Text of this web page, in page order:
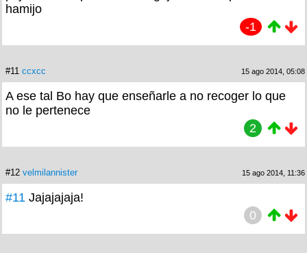
hamijo
-1
#11 ccxcc 15 ago 2014, 05:08
A ese tal Bo hay que enseñarle a no recoger lo que
no le pertenece
2
#12 velmilannister 15 ago 2014, 11:36
#11 Jajajajaja!
0